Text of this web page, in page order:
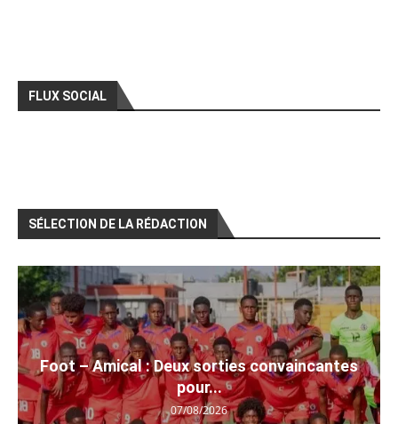
FLUX SOCIAL
SÉLECTION DE LA RÉDACTION
Foot – Amical : Deux sorties convaincantes
pour...
07/08/2026